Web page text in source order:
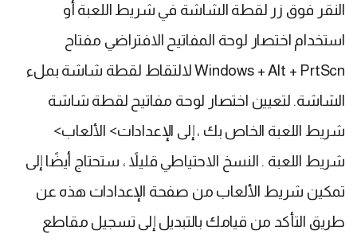
النقر فوق زر لقطة الشاشة في شريط اللعبة أو
استخدام اختصار لوحة المفاتيح الافتراضي مفتاح
Windows + Alt + PrtScn لالتقاط لقطة شاشة بملء
الشاشة. لتعيين اختصار لوحة مفاتيح لقطة شاشة
شريط اللعبة الخاص بك ، إلى الإعدادات> الألعاب>
شريط اللعبة . النسخ الاحتياطي قليلاً ، ستحتاج أيضًا إلى
تمكين شريط الألعاب من صفحة الإعدادات هذه عن
طريق التأكد من قيامك بالتبديل إلى تسجيل مقاطع